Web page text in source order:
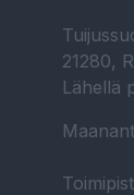
21280,
Lähellä